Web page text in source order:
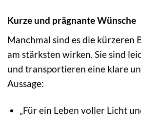
Kurze und prägnante Wünsche
Manchmal sind es die kürzeren
am stärksten wirken. Sie sind
und transportieren eine klare
Aussage:
„Für ein Leben voller Licht